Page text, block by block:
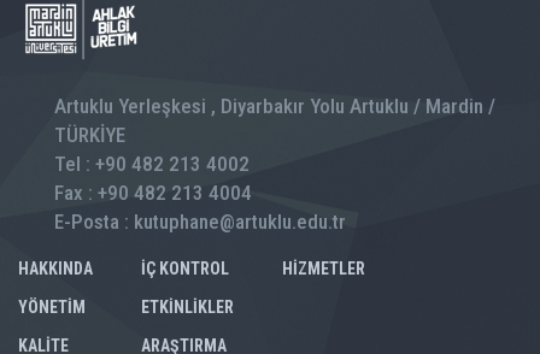
Artuklu Yerleşkesi , Diyarbakır Yolu Artuklu / Mardin /
TÜRKİYE
Tel : +90 482 213 4002
Fax : +90 482 213 4004
E-Posta : kutuphane@artuklu.edu.tr
HAKKINDA
YÖNETİM
KALİTE
İÇ KONTROL
ETKİNLİKLER
ARAŞTIRMA
HİZMETLER